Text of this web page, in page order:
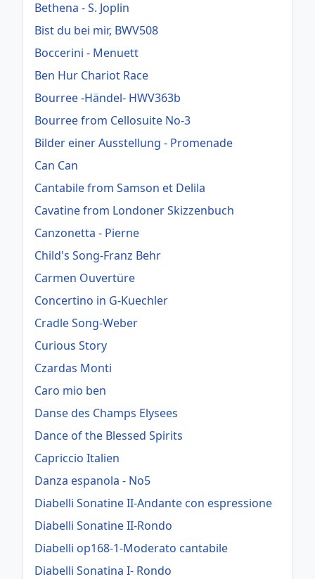
Bethena - S. Joplin
Bist du bei mir, BWV508
Boccerini - Menuett
Ben Hur Chariot Race
Bourree -Händel- HWV363b
Bourree from Cellosuite No-3
Bilder einer Ausstellung - Promenade
Can Can
Cantabile from Samson et Delila
Cavatine from Londoner Skizzenbuch
Canzonetta - Pierne
Child's Song-Franz Behr
Carmen Ouvertüre
Concertino in G-Kuechler
Cradle Song-Weber
Curious Story
Czardas Monti
Caro mio ben
Danse des Champs Elysees
Dance of the Blessed Spirits
Capriccio Italien
Danza espanola - No5
Diabelli Sonatine II-Andante con espressione
Diabelli Sonatine II-Rondo
Diabelli op168-1-Moderato cantabile
Diabelli Sonatina I- Rondo